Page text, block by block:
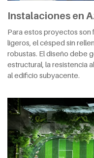
Instalaciones en
Para estos proyectos son
ligeros, el césped sin
robustas. El diseño debe
estructural, la resistencia
al edificio subyacente.